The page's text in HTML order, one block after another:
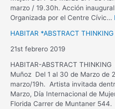
marzo / 19.30h. Acción
Organizada por el Centre Cívic…
HABITAR *ABSTRACT
21st febrero 2019
HABITAR-ABSTRACT
Muñoz Del 1 al 30 de Marzo de
marzo/19h. Artista invitada
Marzo, Día Internacional de
Florida Carrer de Muntaner